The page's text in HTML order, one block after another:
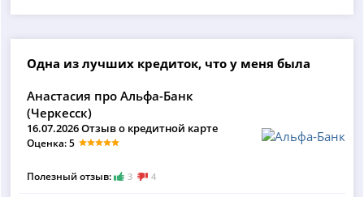
Одна из лучших кредиток, что у меня была
Анастасия про Альфа-Банк
(Черкесск)
16.07.2026 Отзыв о кредитной карте
Оценка: 5
Полезный отзыв: 3 4